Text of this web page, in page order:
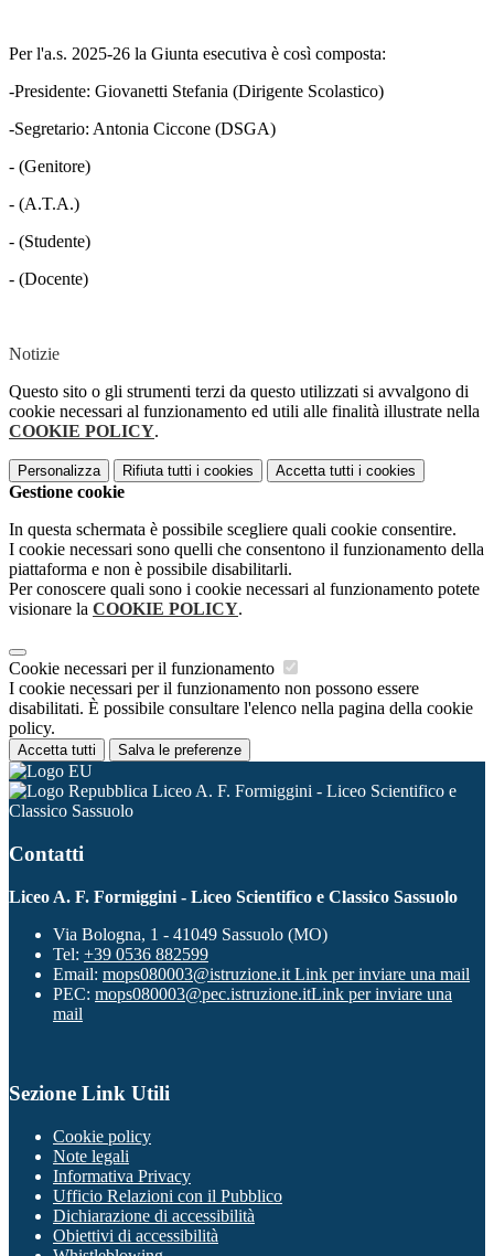
Per l'a.s. 2025-26 la Giunta esecutiva è così composta:
-Presidente: Giovanetti Stefania (Dirigente Scolastico)
-Segretario: Antonia Ciccone (DSGA)
- (Genitore)
- (A.T.A.)
- (Studente)
- (Docente)
Notizie
Questo sito o gli strumenti terzi da questo utilizzati si avvalgono di
cookie necessari al funzionamento ed utili alle finalità illustrate nella
COOKIE POLICY.
Personalizza Rifiuta tutti i cookies Accetta tutti i cookies
Gestione cookie
In questa schermata è possibile scegliere quali cookie consentire.
I cookie necessari sono quelli che consentono il funzionamento della
piattaforma e non è possibile disabilitarli.
Per conoscere quali sono i cookie necessari al funzionamento potete
visionare la COOKIE POLICY.
Cookie necessari per il funzionamento
I cookie necessari per il funzionamento non possono essere
disabilitati. È possibile consultare l'elenco nella pagina della cookie
policy.
Accetta tutti Salva le preferenze
Liceo A. F. Formiggini - Liceo Scientifico e
Classico Sassuolo
Contatti
Liceo A. F. Formiggini - Liceo Scientifico e Classico Sassuolo
Via Bologna, 1 - 41049 Sassuolo (MO)
Tel: +39 0536 882599
Email: mops080003@istruzione.it Link per inviare una mail
PEC: mops080003@pec.istruzione.itLink per inviare una
mail
Sezione Link Utili
Cookie policy
Note legali
Informativa Privacy
Ufficio Relazioni con il Pubblico
Dichiarazione di accessibilità
Obiettivi di accessibilità